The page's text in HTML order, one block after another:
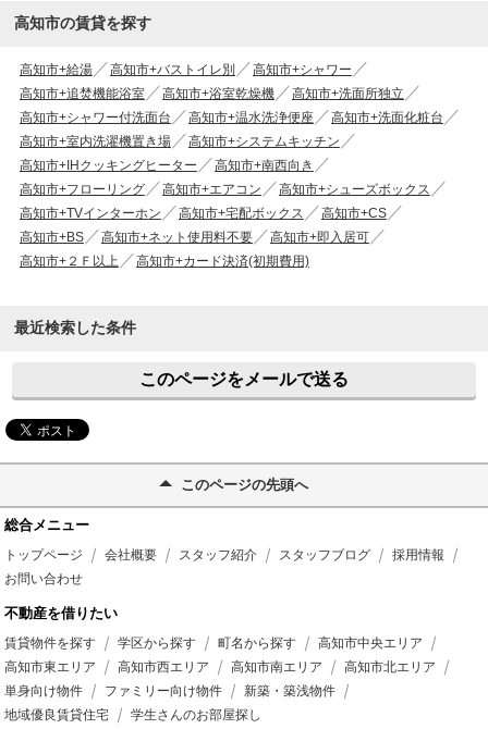
高知市の賃貸を探す
高知市+給湯 高知市+バストイレ別
高知市+シャワー
高知市+追焚機能浴室
高知市+浴室乾燥機
高知市+洗面所独立
高知市+シャワー付洗面台
高知市+温水洗浄便座
高知市+洗面化粧台
高知市+室内洗濯機置き場
高知市+システムキッチン
高知市+IHクッキングヒーター
高知市+南西向き
高知市+フローリング
高知市+エアコン
高知市+シューズボックス
高知市+TVインターホン
高知市+宅配ボックス
高知市+CS
高知市+BS
高知市+ネット使用料不要
高知市+即入居可
高知市+２Ｆ以上
高知市+カード決済(初期費用)
最近検索した条件
このページをメールで送る
このページの先頭へ
総合メニュー
トップページ 会社概要 スタッフ紹介 スタッフブログ
採用情報
お問い合わせ
不動産を借りたい
賃貸物件を探す 学区から探す 町名から探す
高知市中央エリア
高知市東エリア
高知市西エリア 高知市南エリア
高知市北エリア
単身向け物件
ファミリー向け物件
新築・築浅物件
地域優良賃貸住宅
学生さんのお部屋探し